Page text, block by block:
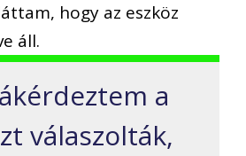
hogy az eszköz
áll.
a
válaszolták,